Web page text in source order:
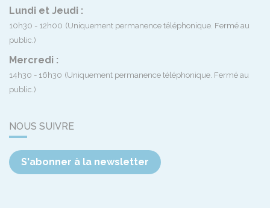
Lundi et Jeudi :
10h30 - 12h00 (Uniquement permanence téléphonique. Fermé au
public.)
Mercredi :
14h30 - 16h30 (Uniquement permanence téléphonique. Fermé au
public.)
NOUS SUIVRE
S'abonner à la newsletter